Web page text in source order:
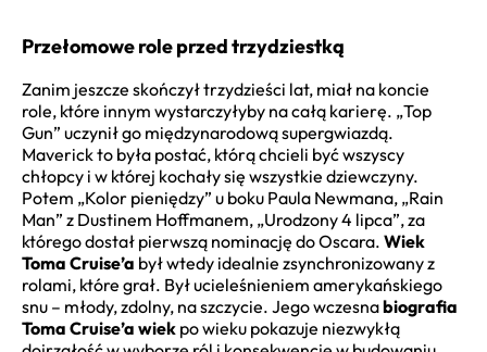
Przełomowe role przed trzydziestką
Zanim jeszcze skończył trzydzieści lat, miał na koncie
role, które innym wystarczyłyby na całą karierę. „Top
Gun” uczynił go międzynarodową supergwiazdą.
Maverick to była postać, którą chcieli być wszyscy
chłopcy i w której kochały się wszystkie dziewczyny.
Potem „Kolor pieniędzy” u boku Paula Newmana, „Rain
Man” z Dustinem Hoffmanem, „Urodzony 4 lipca”, za
którego dostał pierwszą nominację do Oscara. Wiek
Toma Cruise’a był wtedy idealnie zsynchronizowany z
rolami, które grał. Był ucieleśnieniem amerykańskiego
snu – młody, zdolny, na szczycie. Jego wczesnabiografia
Toma Cruise’a wiek po wieku pokazuje niezwykłą